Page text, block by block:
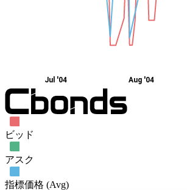
Jul '04 Aug '04
ビッド
アスク
指標価格 (Avg)